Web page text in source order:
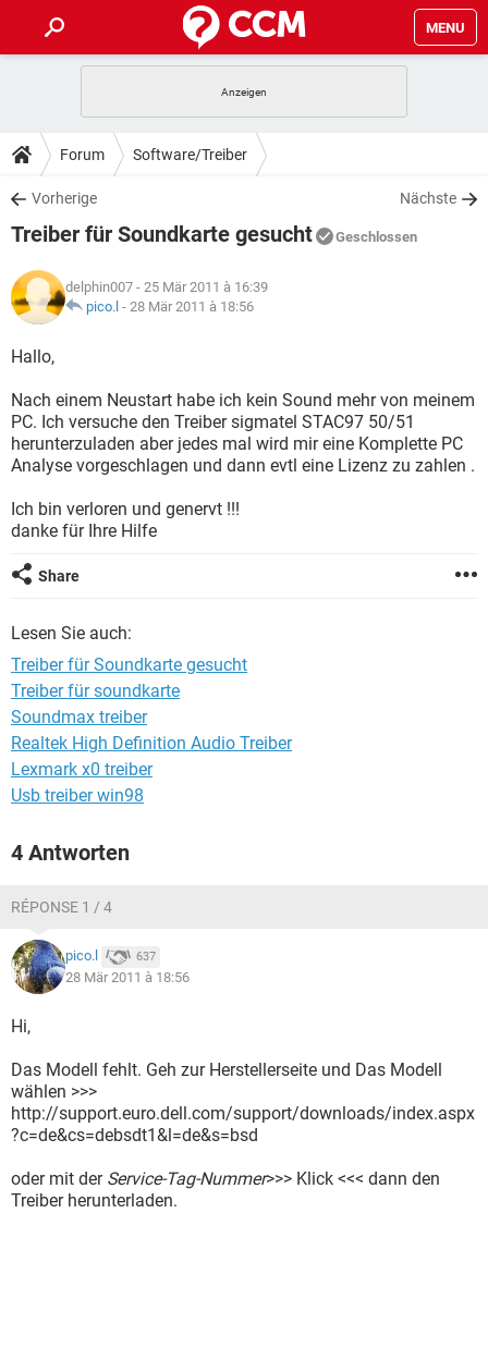
MENU
ANDROID IOS
WINDOWS 10
WHATSAPP TIKTOK
FACEBOOK
TIPPS & TRICKS
SPIELE
WHATSAPP TIKTOK
FACEBOOK
DOWNLOADS
SPIELE STREAMING
ANDROID
WINDOWS 10
WHATSAPP
SPIELE STREAMING
ANDROID
WINDOWS 10
WHATSAPP TIKTOK
FACEBOOK HARDWARE
LEXIKON
SPIELE
WINDOWS 10 INSTAGRAM
WHATSAPP TIKTOK
Forum Software/Treiber
Vorherige Nächste
Treiber für Soundkarte gesucht Geschlossen
delphin007 - 25 Mär 2011 à 16:39
pico.l - 28 Mär 2011 à 18:56
Hallo,
Nach einem Neustart habe ich kein Sound mehr von meinem
PC. Ich versuche den Treiber sigmatel STAC97 50/51
herunterzuladen aber jedes mal wird mir eine Komplette PC
Analyse vorgeschlagen und dann evtl eine Lizenz zu zahlen .
Ich bin verloren und genervt !!!
danke für Ihre Hilfe
Share
Lesen Sie auch:
Treiber für Soundkarte gesucht
Treiber für soundkarte
Soundmax treiber
Realtek High Definition Audio Treiber
Lexmark x0 treiber
Usb treiber win98
4 Antworten
RÉPONSE 1 / 4
pico.l 637
28 Mär 2011 à 18:56
Hi,
Das Modell fehlt. Geh zur Herstellerseite und Das Modell
wählen >>>
http://support.euro.dell.com/support/downloads/index.aspx
?c=de&cs=debsdt1&l=de&s=bsd
oder mit der Service-Tag-Nummer>>> Klick <<< dann den
Treiber herunterladen.